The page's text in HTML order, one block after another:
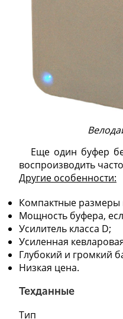
Еще один буфер
воспроизводить
Другие особенности:
Компактные размеры
Мощность буфера,
Усилитель класса D;
Усиленная
Глубокий и громкий
Низкая цена.
Техданные
Тип